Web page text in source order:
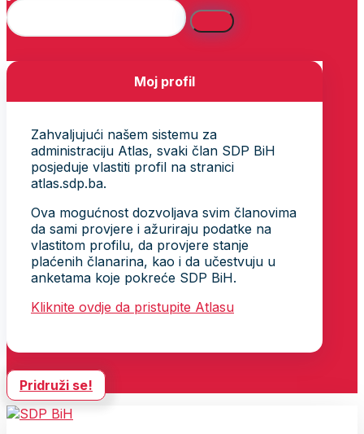
Moj profil
Zahvaljujući našem sistemu za
administraciju Atlas, svaki član SDP BiH
posjeduje vlastiti profil na stranici
atlas.sdp.ba.
Ova mogućnost dozvoljava svim članovima
da sami provjere i ažuriraju podatke na
vlastitom profilu, da provjere stanje
plaćenih članarina, kao i da učestvuju u
anketama koje pokreće SDP BiH.
Kliknite ovdje da pristupite Atlasu
Pridruži se!